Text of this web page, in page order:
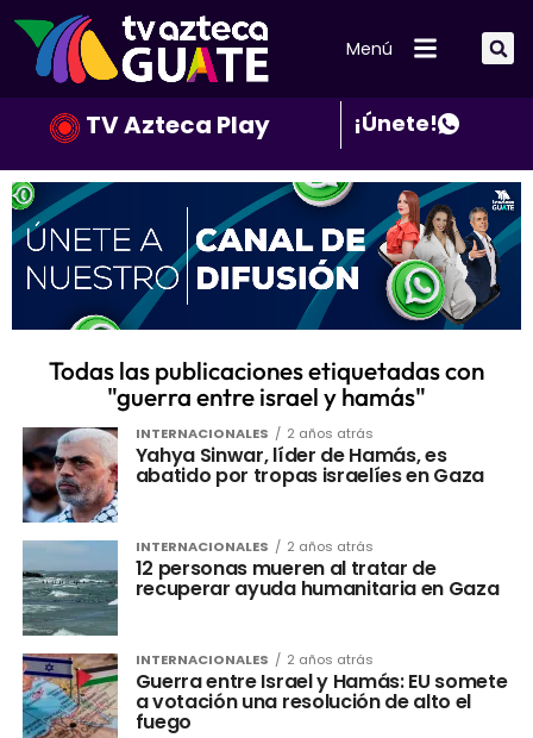
Menú
TV Azteca Play ¡Únete!
Todas las publicaciones etiquetadas con
"guerra entre israel y hamás"
INTERNACIONALES 2 años atrás
Yahya Sinwar, líder de Hamás, es
abatido por tropas israelíes en Gaza
INTERNACIONALES 2 años atrás
12 personas mueren al tratar de
recuperar ayuda humanitaria en Gaza
INTERNACIONALES 2 años atrás
Guerra entre Israel y Hamás: EU somete
a votación una resolución de alto el
fuego